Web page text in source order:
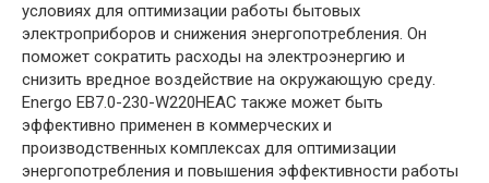
условиях для оптимизации работы бытовых
электроприборов и снижения энергопотребления. Он
поможет сократить расходы на электроэнергию и
снизить вредное воздействие на окружающую среду.
Energo EB7.0-230-W220HЕAC также может быть
эффективно применен в коммерческих и
производственных комплексах для оптимизации
энергопотребления и повышения эффективности работы